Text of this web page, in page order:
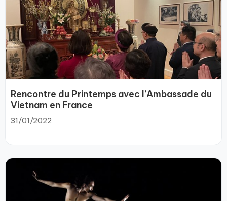
Rencontre du Printemps avec l’Ambassade du
Vietnam en France
31/01/2022